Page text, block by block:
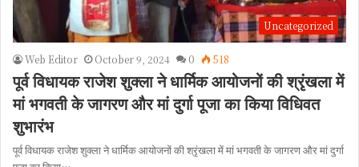
Uncategorized
Web Editor October 9, 2024 0 518
पूर्व विधायक राजेश शुक्ला ने धार्मिक आयोजनों की श्रृंखला में
मां भगवती के जागरण और मां दुर्गा पूजा का किया विधिवत
शुभारंभ
पूर्व विधायक राजेश शुक्ला ने धार्मिक आयोजनों की श्रृंखला में मां भगवती के जागरण और मां दुर्गा